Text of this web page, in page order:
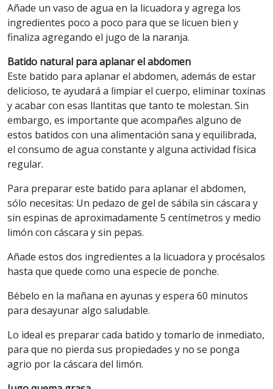
Añade un vaso de agua en la licuadora y agrega los
ingredientes poco a poco para que se licuen bien y
finaliza agregando el jugo de la naranja.
Batido natural para aplanar el abdomen
Este batido para aplanar el abdomen, además de estar
delicioso, te ayudará a limpiar el cuerpo, eliminar toxinas
y acabar con esas llantitas que tanto te molestan. Sin
embargo, es importante que acompañes alguno de
estos batidos con una alimentación sana y equilibrada,
el consumo de agua constante y alguna actividad física
regular.
Para preparar este batido para aplanar el abdomen,
sólo necesitas: Un pedazo de gel de sábila sin cáscara y
sin espinas de aproximadamente 5 centímetros y medio
limón con cáscara y sin pepas.
Añade estos dos ingredientes a la licuadora y procésalos
hasta que quede como una especie de ponche.
Bébelo en la mañana en ayunas y espera 60 minutos
para desayunar algo saludable.
Lo ideal es preparar cada batido y tomarlo de inmediato,
para que no pierda sus propiedades y no se ponga
agrio por la cáscara del limón.